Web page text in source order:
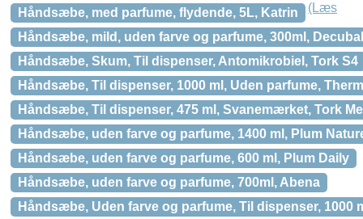
Håndsæbe, med parfume, flydende, 5L, Katrin
Håndsæbe, mild, uden farve og parfume, 300ml, Decubal
Håndsæbe, Skum, Til dispenser, Antomikrobiel, Tork S4
Håndsæbe, Til dispenser, 1000 ml, Uden parfume,
Håndsæbe, Til dispenser, 475 ml, Svanemærket, Tork
Håndsæbe, uden farve og parfume, 1400 ml, Plum
Håndsæbe, uden farve og parfume, 600 ml, Plum Daily
Håndsæbe, uden farve og parfume, 700ml, Abena
Håndsæbe, Uden farve og parfume, Til dispenser, 1000
(Læs